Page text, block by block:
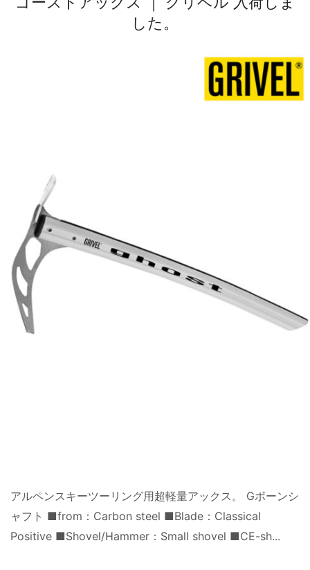
した。
アルペンスキーツーリング用超軽量アックス。 Gボーンシ
ャフト ■from：Carbon steel ■Blade：Classical
Positive ■Shovel/Hammer：Small shovel ■CE-sh...